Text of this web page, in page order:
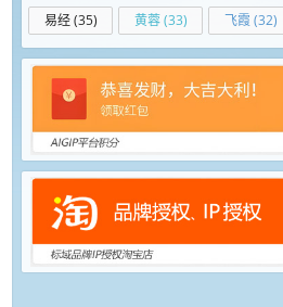
易经(35) 黄蓉(33) 飞霞 (32)